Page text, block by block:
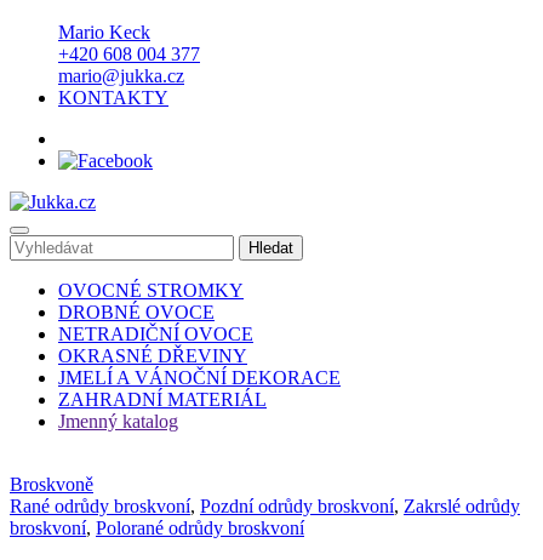
Mario Keck
+420 608 004 377
mario@jukka.cz
KONTAKTY
OVOCNÉ STROMKY
DROBNÉ OVOCE
NETRADIČNÍ OVOCE
OKRASNÉ DŘEVINY
JMELÍ A VÁNOČNÍ DEKORACE
ZAHRADNÍ MATERIÁL
Jmenný katalog
Broskvoně
Rané odrůdy broskvoní, Pozdní odrůdy broskvoní, Zakrslé odrůdy
broskvoní, Polorané odrůdy broskvoní